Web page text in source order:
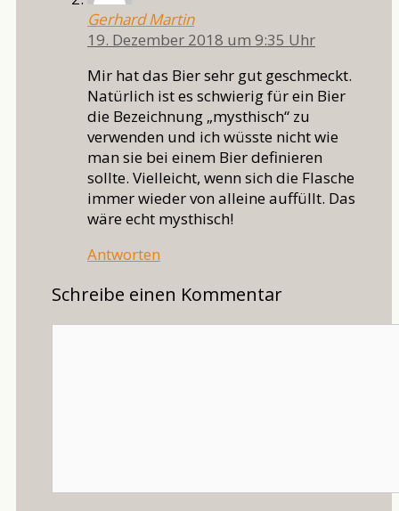
Gerhard Martin
19. Dezember 2018 um 9:35 Uhr
Mir hat das Bier sehr gut geschmeckt.
Natürlich ist es schwierig für ein Bier
die Bezeichnung „mysthisch“ zu
verwenden und ich wüsste nicht wie
man sie bei einem Bier definieren
sollte. Vielleicht, wenn sich die Flasche
immer wieder von alleine auffüllt. Das
wäre echt mysthisch!
Antworten
Schreibe einen Kommentar